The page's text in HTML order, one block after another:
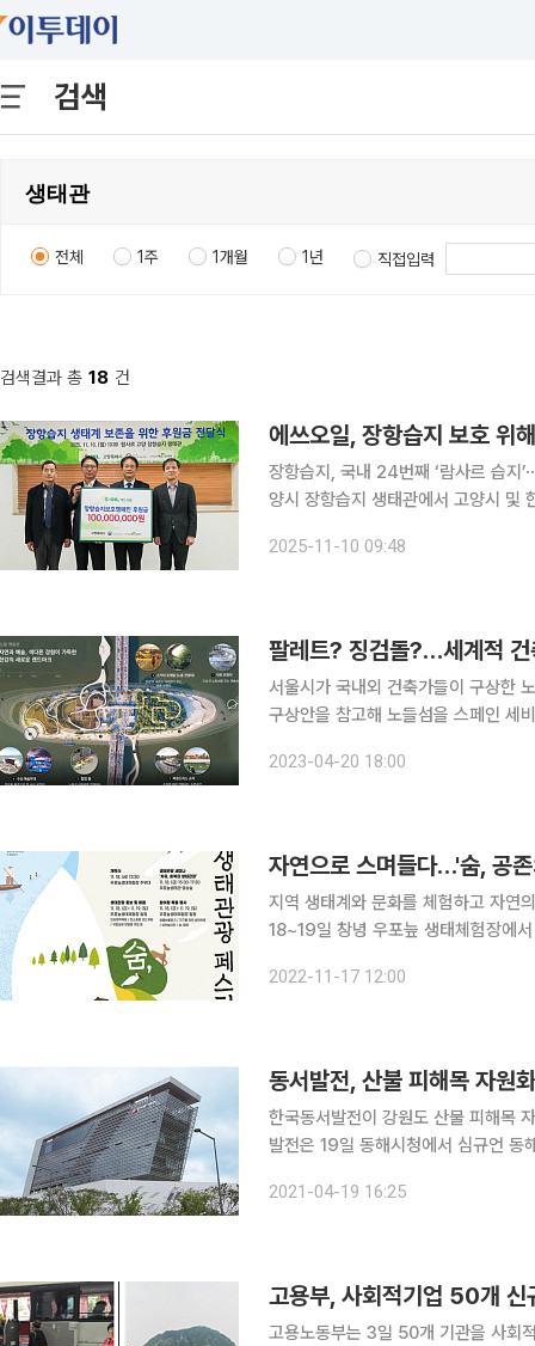
검색
전체 1주 1개월 1년 직접입력
검색결과 총 18 건
에쓰오일, 장항습지 보호 위
장항습지, 국내 24번째 ‘람사르 습지’⋯생태계 보호 활동
양시 장항습지 생태관에서 고양시 및
습지로 재두루미, 저어새 등 천연기념
2025-11-10 09:48
팔레트? 징검돌?…세계적 건
서울시가 국내외 건축가들이 구상한
구상안을 참고해 노들섬을 스페인 세
'노들 글로벌 예술섬 디자인 공모 대
2023-04-20 18:00
자연으로 스며들다…'숨, 공
지역 생태계와 문화를 체험하고 자연의
18~19일 창녕 우포늪 생태체험장에
2022-11-17 12:00
동서발전, 산불 피해목 자원
한국동서발전이 강원도 산불 피해목 자
발전은 19일 동해시청에서 심규언 동
으로, 강원도 산불 피해목을 발전 연
2021-04-19 16:25
고용부, 사회적기업 50개
고용노동부는 3일 50개 기관을 사회